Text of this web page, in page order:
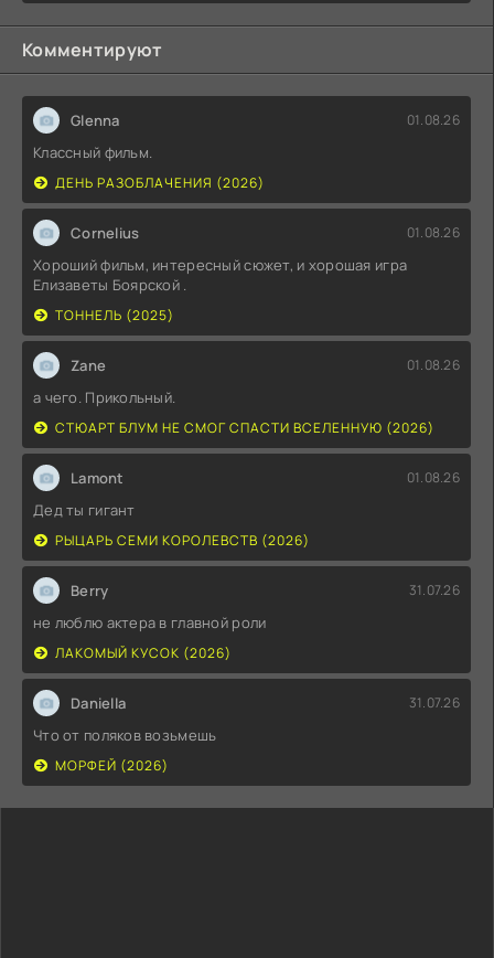
Комментируют
Glenna 01.08.26
Классный фильм.
ДЕНЬ РАЗОБЛАЧЕНИЯ (2026)
Cornelius 01.08.26
Хороший фильм, интересный сюжет, и хорошая игра
Елизаветы Боярской .
ТОННЕЛЬ (2025)
Zane 01.08.26
а чего. Прикольный.
СТЮАРТ БЛУМ НЕ СМОГ СПАСТИ ВСЕЛЕННУЮ (2026)
Lamont 01.08.26
Дед ты гигант
РЫЦАРЬ СЕМИ КОРОЛЕВСТВ (2026)
Berry 31.07.26
не люблю актера в главной роли
ЛАКОМЫЙ КУСОК (2026)
Daniella 31.07.26
Что от поляков возьмешь
МОРФЕЙ (2026)